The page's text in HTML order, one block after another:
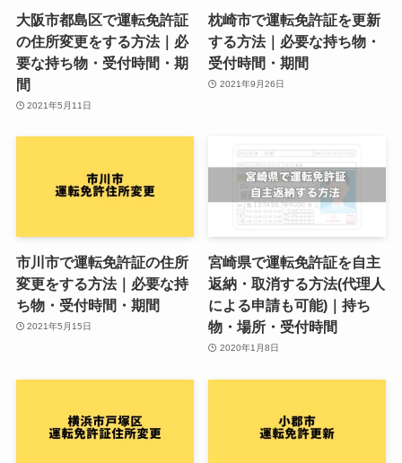
大阪市都島区で運転免許証
の住所変更をする方法｜必
要な持ち物・受付時間・期
間
2021年5月11日
枕崎市で運転免許証を更新
する方法｜必要な持ち物・
受付時間・期間
2021年9月26日
市川市で運転免許証の住所
変更をする方法｜必要な持
ち物・受付時間・期間
2021年5月15日
宮崎県で運転免許証を自主
返納・取消する方法(代理人
による申請も可能)｜持ち
物・場所・受付時間
2020年1月8日